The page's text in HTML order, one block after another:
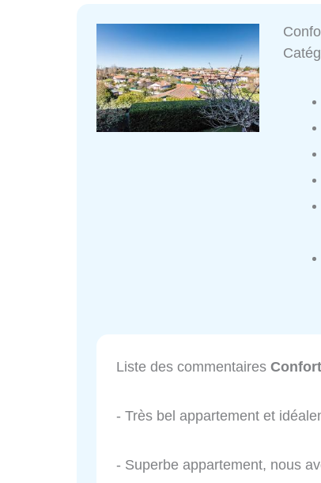
Liste des commentaires
- Très bel appartement et
- Superbe appartement, nous